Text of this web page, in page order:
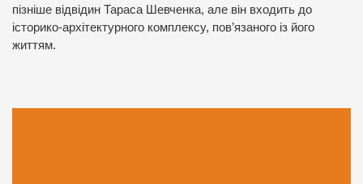
пізніше відвідин Тараса Шевченка, але він входить до
історико-архітектурного комплексу, пов’язаного із його
життям.